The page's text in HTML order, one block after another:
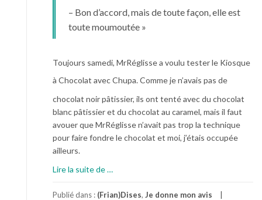
– Bon d’accord, mais de toute façon, elle est
toute moumoutée »
Toujours samedi, MrRéglisse a voulu tester le Kiosque
à Chocolat avec Chupa. Comme je n’avais pas de
chocolat noir pâtissier, ils ont tenté avec du chocolat
blanc pâtissier et du chocolat au caramel, mais il faut
avouer que MrRéglisse n’avait pas trop la technique
pour faire fondre le chocolat et moi, j’étais occupée
ailleurs.
Lire la suite de
r
…
Publié dans : (Frian)Dises, Je donne mon avis